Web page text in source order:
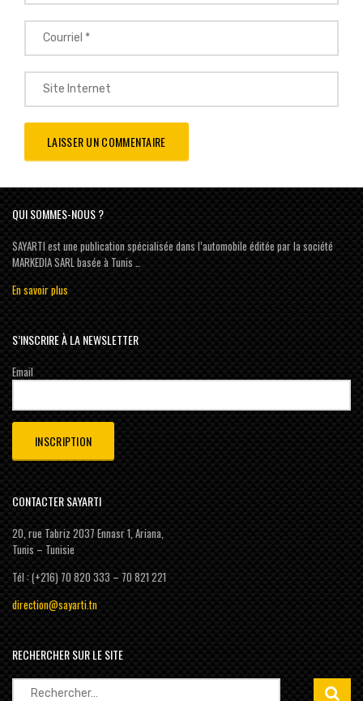
QUI SOMMES-NOUS ?
SAYARTI est une publication spécialisée dans l’automobile éditée par la société
MARKEDIA SARL basée à Tunis …
En savoir plus
S’INSCRIRE À LA NEWSLETTER
Email
CONTACTER SAYARTI
20, rue Tabriz 2037 Ennasr 1, Ariana,
Tunis – Tunisie
Tél : (+216) 70 820 333 – 70 821 221
direction@sayarti.tn
RECHERCHER SUR LE SITE
Rechercher :